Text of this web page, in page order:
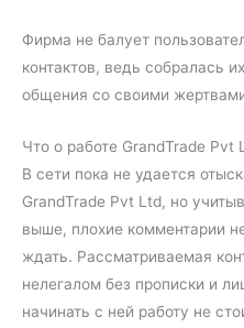
Фирма не балует
контактов, ведь собралась
общения со своими
Что о работе GrandTrade Pvt
В сети пока не удается
GrandTrade Pvt Ltd, но
выше, плохие комментарии
ждать. Рассматриваемая
нелегалом без прописки и
начинать с ней работу не